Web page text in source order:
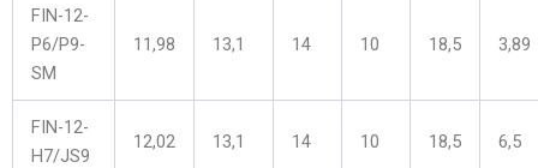
FIN-12-
P6/P9-
SM
11,98 13,1 14 10 18,5 3,89
FIN-12-
H7/JS9
12,02 13,1 14 10 18,5 6,5